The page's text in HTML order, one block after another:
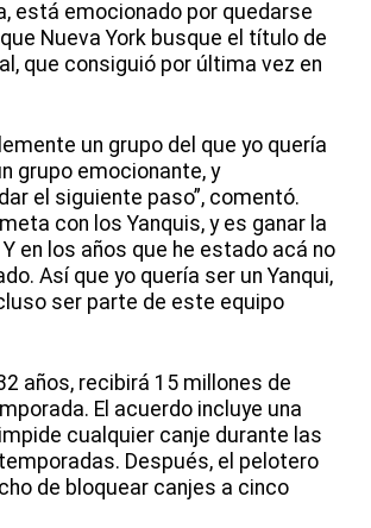
está emocionado por quedarse
Nueva York busque el título de
que consiguió por última vez en
un grupo del que yo quería
grupo emocionante, y
el siguiente paso”, comentó.
con los Yanquis, y es ganar la
en los años que he estado acá no
Así que yo quería ser un Yanqui,
ser parte de este equipo
años, recibirá 15 millones de
El acuerdo incluye una
cualquier canje durante las
Después, el pelotero
de bloquear canjes a cinco